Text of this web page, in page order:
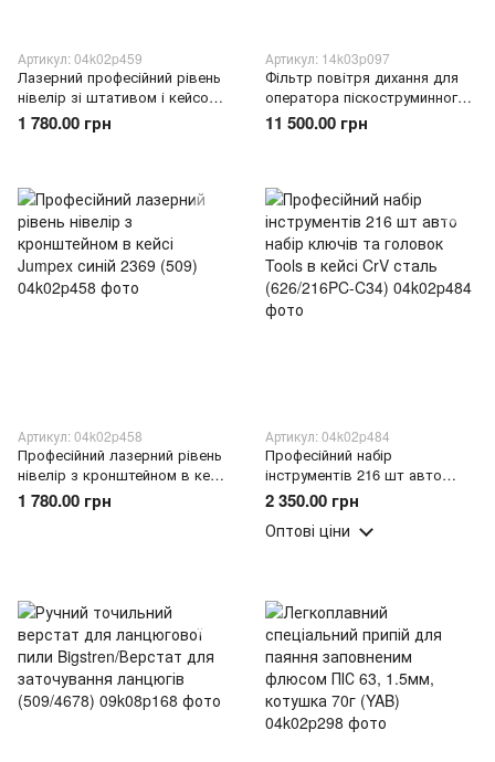
Артикул: 04k02p459
Лазерний професійний рівень
нівелір зі штативом і кейсом
Jumpex 3085 зелений промінь
4D 360°акумулятор 6000
1 780.00 грн
Артикул: 14k03p097
Фільтр повітря дихання для
оператора піскоструминного
агрегату СВF 2 2017 (JS)
11 500.00 грн
Артикул: 04k02p458
Професійний лазерний рівень
нівелір з кронштейном в кейсі
Jumpex синій 2369 (509)
1 780.00 грн
Артикул: 04k02p484
Професійний набір
інструментів 216 шт авто
набір ключів та головок Tools
в кейсі CrV сталь (626/216PC-
C34)
2 350.00 грн
Оптові ціни